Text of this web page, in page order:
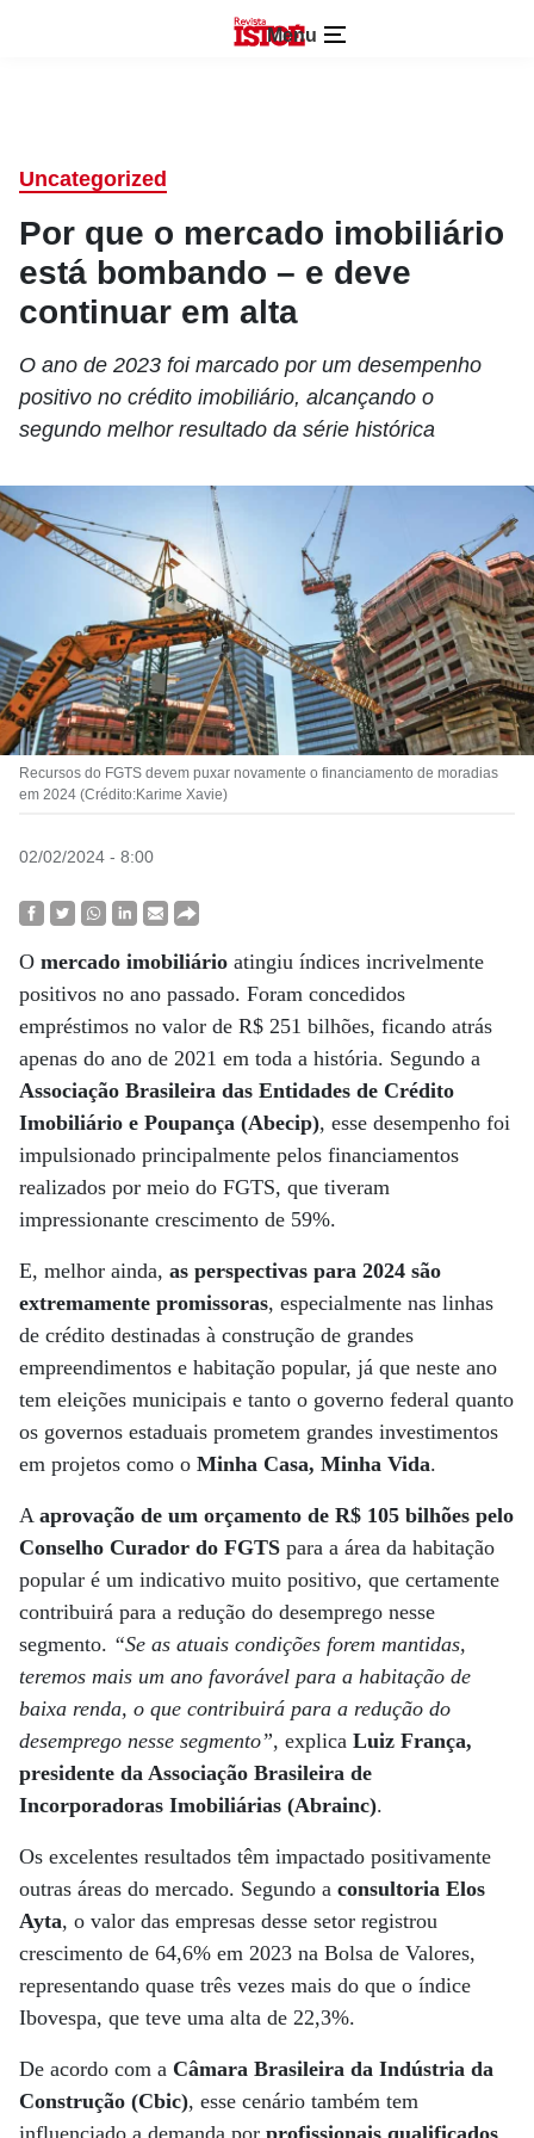
Menu
Uncategorized
Por que o mercado imobiliário
está bombando – e deve
continuar em alta
O ano de 2023 foi marcado por um desempenho
positivo no crédito imobiliário, alcançando o
segundo melhor resultado da série histórica
Recursos do FGTS devem puxar novamente o financiamento de moradias
em 2024 (Crédito:Karime Xavie)
02/02/2024 - 8:00
O mercado imobiliário atingiu índices incrivelmente
positivos no ano passado. Foram concedidos
empréstimos no valor de R$ 251 bilhões, ficando atrás
apenas do ano de 2021 em toda a história. Segundo a
Associação Brasileira das Entidades de Crédito
Imobiliário e Poupança (Abecip), esse desempenho foi
impulsionado principalmente pelos financiamentos
realizados por meio do FGTS, que tiveram
impressionante crescimento de 59%.
E, melhor ainda, as perspectivas para 2024 são
extremamente promissoras, especialmente nas linhas
de crédito destinadas à construção de grandes
empreendimentos e habitação popular, já que neste ano
tem eleições municipais e tanto o governo federal quanto
os governos estaduais prometem grandes investimentos
em projetos como o Minha Casa, Minha Vida.
A aprovação de um orçamento de R$ 105 bilhões pelo
Conselho Curador do FGTS para a área da habitação
popular é um indicativo muito positivo, que certamente
contribuirá para a redução do desemprego nesse
segmento. “Se as atuais condições forem mantidas,
teremos mais um ano favorável para a habitação de
baixa renda, o que contribuirá para a redução do
desemprego nesse segmento”, explica Luiz França,
presidente da Associação Brasileira de
Incorporadoras Imobiliárias (Abrainc).
Os excelentes resultados têm impactado positivamente
outras áreas do mercado. Segundo a consultoria Elos
Ayta, o valor das empresas desse setor registrou
crescimento de 64,6% em 2023 na Bolsa de Valores,
representando quase três vezes mais do que o índice
Ibovespa, que teve uma alta de 22,3%.
De acordo com a Câmara Brasileira da Indústria da
Construção (Cbic), esse cenário também tem
influenciado a demanda por profissionais qualificados